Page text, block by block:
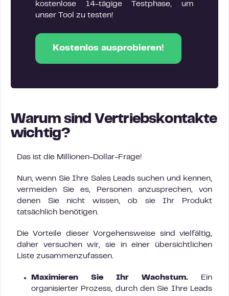
kostenlose 14-tägige Testphase, um
unser Tool zu testen!
Kostenlos ausprobieren!
Warum sind Vertriebskontakte
wichtig?
Das ist die Millionen-Dollar-Frage!
Nun, wenn Sie Ihre Sales Leads suchen und kennen,
vermeiden Sie es, Personen anzusprechen, von
denen Sie nicht wissen, ob sie Ihr Produkt
tatsächlich benötigen.
Die Vorteile dieser Vorgehensweise sind vielfältig,
daher versuchen wir, sie in einer übersichtlichen
Liste zusammenzufassen.
Maximieren Sie Ihr Wachstum. Ein
organisierter Prozess, durch den Sie Ihre Leads